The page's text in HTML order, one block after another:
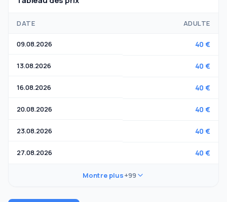
DATE ADULTE
09.08.2026 40 €
13.08.2026 40 €
16.08.2026 40 €
20.08.2026 40 €
23.08.2026 40 €
27.08.2026 40 €
Montre plus+99